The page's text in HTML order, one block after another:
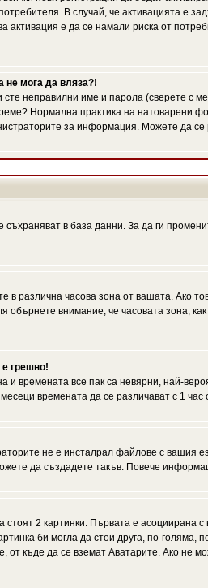
В случай, че активацията е
активация е да се намали риска от
не мога да вляза?!
неправилни име и парола (сверете с
Нормална практика на натоварени
за информация. Можете да се
съхраняват в база данни. За да ги
в различна часова зона от вашата. Ако
внимание, че часовата зона,
грешно!
и времената все пак са невярни, най-
времената да се различават с 1
не е инсталрал файлове с
да създадете такъв. Повече
2 картинки. Първата е
би могла да стои друга, по-
къде да се вземат Аватарите. Ако не